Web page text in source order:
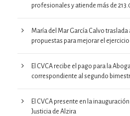
profesionales y atiende más de
María del Mar García Calvo traslada
propuestas para mejorar el
El CVCA recibe el pago para la
correspondiente al segundo
El CVCA presente en la
Justicia de Alzira